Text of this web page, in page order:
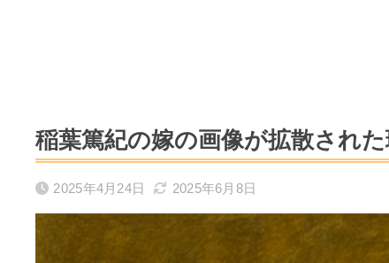
稲葉篤紀の嫁の画像が拡散され
2025年4月24日 2025年6月8日